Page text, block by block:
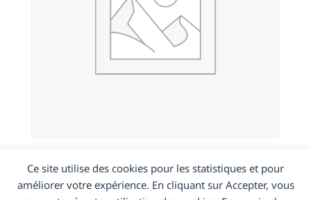
Ce site utilise des cookies pour les statistiques et pour
améliorer votre expérience. En cliquant sur Accepter, vous
IDOL 3 5.5 OT6045